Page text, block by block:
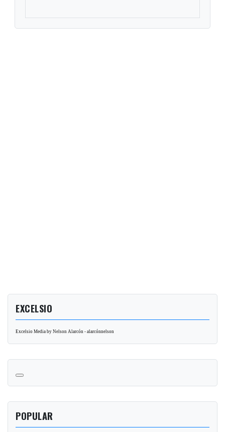
EXCELSIO
Excelsio Media by Nelson Alarcón - alarcónnelson
POPULAR